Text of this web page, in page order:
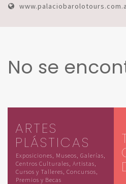
No se
ARTES
PLÁSTICAS
Exposiciones, Museos, Galerías,
Centros Culturales, Artistas,
Cursos y Talleres, Concursos,
Premios y Becas